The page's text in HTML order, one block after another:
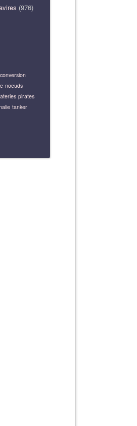
(976)
conversion
noeuds
pirates
tanker